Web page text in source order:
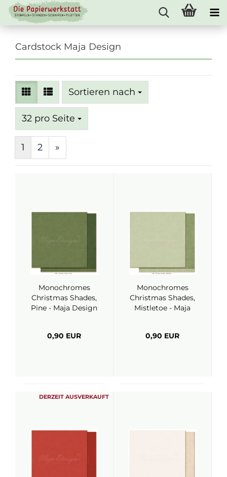
Cardstock Maja Design
Sortieren nach
Sortieren nach
32 pro Seite
pro Seite
1 2 »
Monochromes
Christmas Shades,
Pine - Maja Design
0,90 EUR
Monochromes
Christmas Shades,
Mistletoe - Maja
0,90 EUR
DERZEIT AUSVERKAUFT